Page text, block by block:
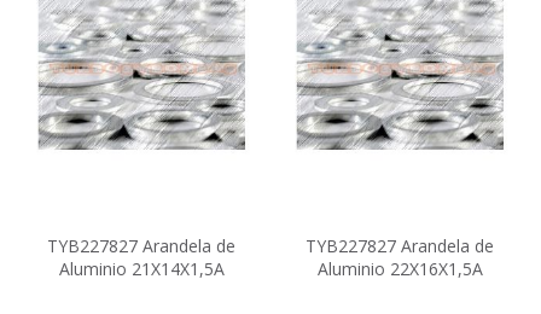
TYB227827 Arandela de
Aluminio 21X14X1,5A
TYB227827 Arandela de
Aluminio 22X16X1,5A